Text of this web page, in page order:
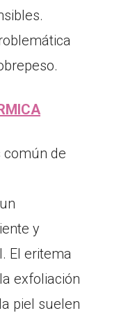
común de
y
El eritema
exfoliación
piel suelen